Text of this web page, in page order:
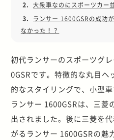
2.
大衆車なのにスポーツカー
3.
ランサー 1600GSRの成功
なかった！？
初代ランサーのスポーツグ
0GSRです。特徴的な丸目ヘ
的なスタイリングで、小型
ランサー 1600GSRは、三菱
出されました。後に三菱を
がるランサー 1600GSRの魅